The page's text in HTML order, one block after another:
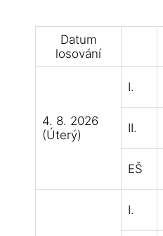
Datum
losování
4. 8. 2026
(Úterý)
I.
II.
EŠ
I.